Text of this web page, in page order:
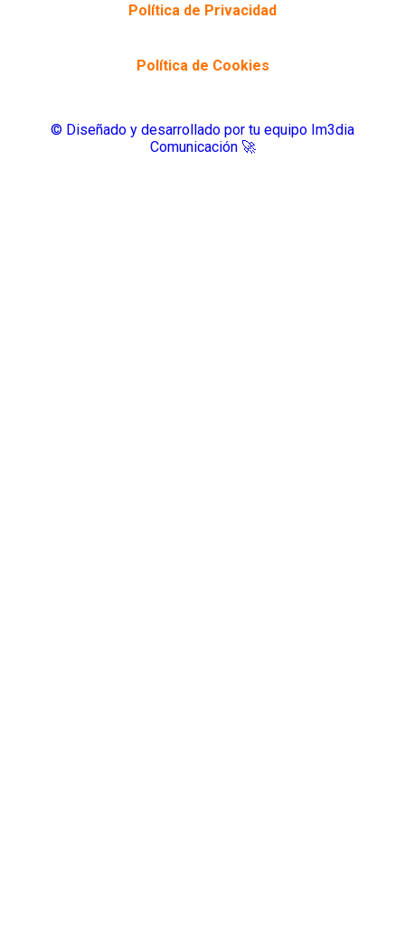
Política de Privacidad
Política de Cookies
©️ Diseñado y desarrollado por tu equipo Im3dia
Comunicación 🚀